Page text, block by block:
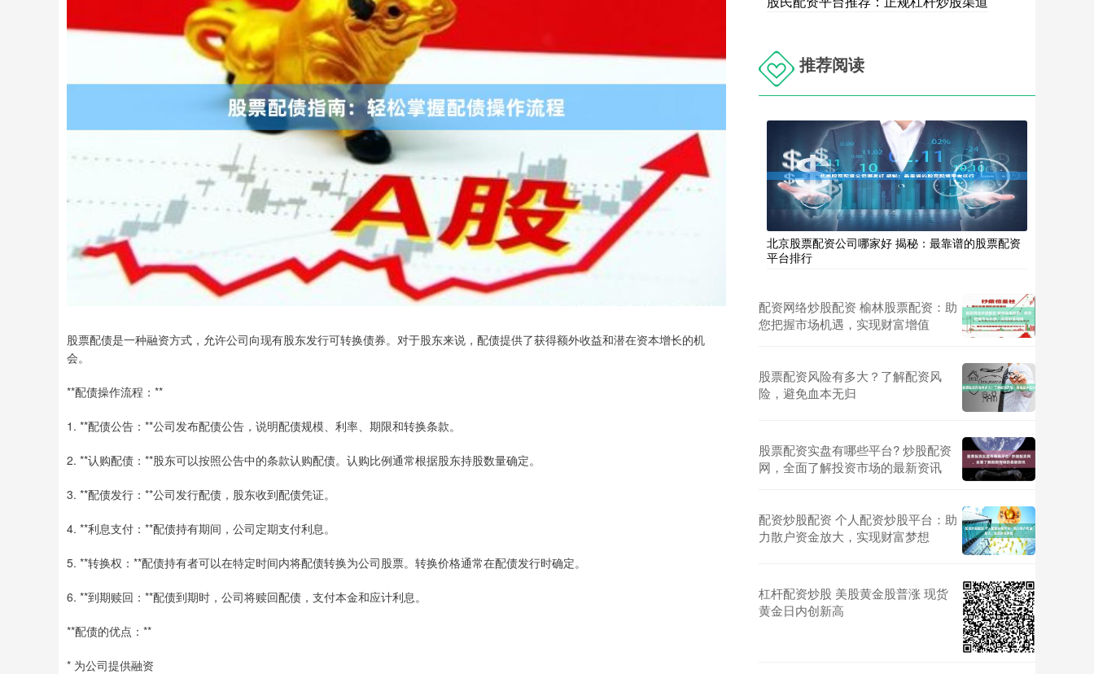
股票配债是一种融资方式，允许公司向现有股东发行可转换债券。对于股东来说，配债提供了获得额外收益和潜在资本增长的机
会。
**配债操作流程：**
1. **配债公告：**公司发布配债公告，说明配债规模、利率、期限和转换条款。
2. **认购配债：**股东可以按照公告中的条款认购配债。认购比例通常根据股东持股数量确定。
3. **配债发行：**公司发行配债，股东收到配债凭证。
4. **利息支付：**配债持有期间，公司定期支付利息。
5. **转换权：**配债持有者可以在特定时间内将配债转换为公司股票。转换价格通常在配债发行时确定。
6. **到期赎回：**配债到期时，公司将赎回配债，支付本金和应计利息。
**配债的优点：**
* 为公司提供融资
推荐阅读
北京股票配资公司哪家好 揭秘：最靠谱的股票配资
平台排行
配资网络炒股配资 榆林股票配资：助
您把握市场机遇，实现财富增值
股票配资风险有多大？了解配资风
险，避免血本无归
股票配资实盘有哪些平台? 炒股配资
网，全面了解投资市场的最新资讯
配资炒股配资 个人配资炒股平台：助
力散户资金放大，实现财富梦想
杠杆配资炒股 美股黄金股普涨 现货
黄金日内创新高